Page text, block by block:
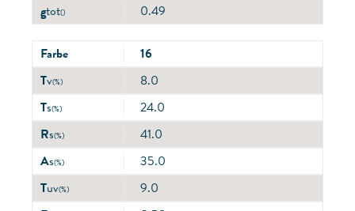
gtot() 0.49
Farbe
16
Tv(%)
8.0
Ts(%)
24.0
Rs(%)
41.0
As(%)
35.0
Tuv(%)
9.0